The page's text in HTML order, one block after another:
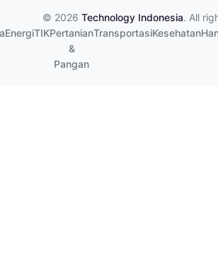
© 2026 Technology Indonesia. All
EnergiTIKPertanian
&
Pangan
TransportasiKesehatan